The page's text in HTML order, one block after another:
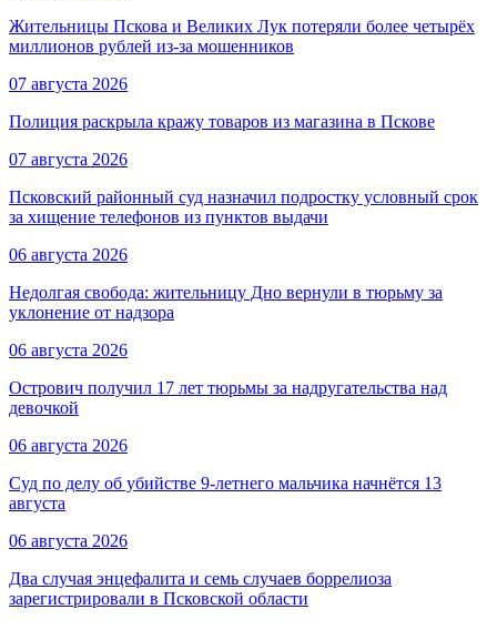
Жительницы Пскова и Великих Лук потеряли более четырёх
миллионов рублей из-за мошенников
07 августа 2026
Полиция раскрыла кражу товаров из магазина в Пскове
07 августа 2026
Псковский районный суд назначил подростку условный срок
за хищение телефонов из пунктов выдачи
06 августа 2026
Недолгая свобода: жительницу Дно вернули в тюрьму за
уклонение от надзора
06 августа 2026
Острович получил 17 лет тюрьмы за надругательства над
девочкой
06 августа 2026
Суд по делу об убийстве 9-летнего мальчика начнётся 13
августа
06 августа 2026
Два случая энцефалита и семь случаев боррелиоза
зарегистрировали в Псковской области